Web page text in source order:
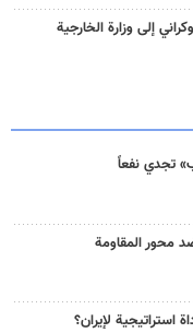
إلى وزارة الخارجية
تجدي نفعاً
محور المقاومة
استراتيجية لإيران؟